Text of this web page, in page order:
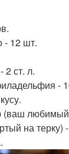
- 12 шт.
2 ст. л.
-
на терку)